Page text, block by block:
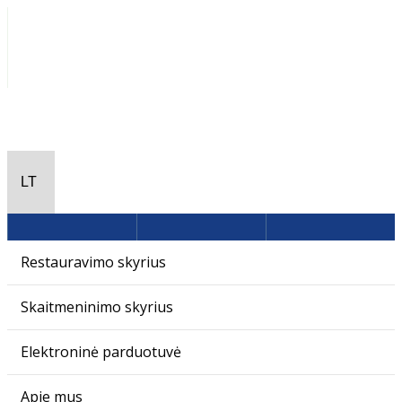
Restauravimo skyrius
Skaitmeninimo skyrius
Elektroninė parduotuvė
Apie mus